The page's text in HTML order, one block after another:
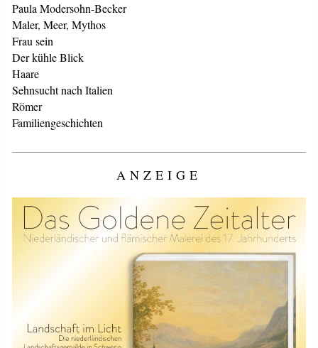
Paula Modersohn-Becker
Maler, Meer, Mythos
Frau sein
Der kühle Blick
Haare
Sehnsucht nach Italien
Römer
Familiengeschichten
ANZEIGE